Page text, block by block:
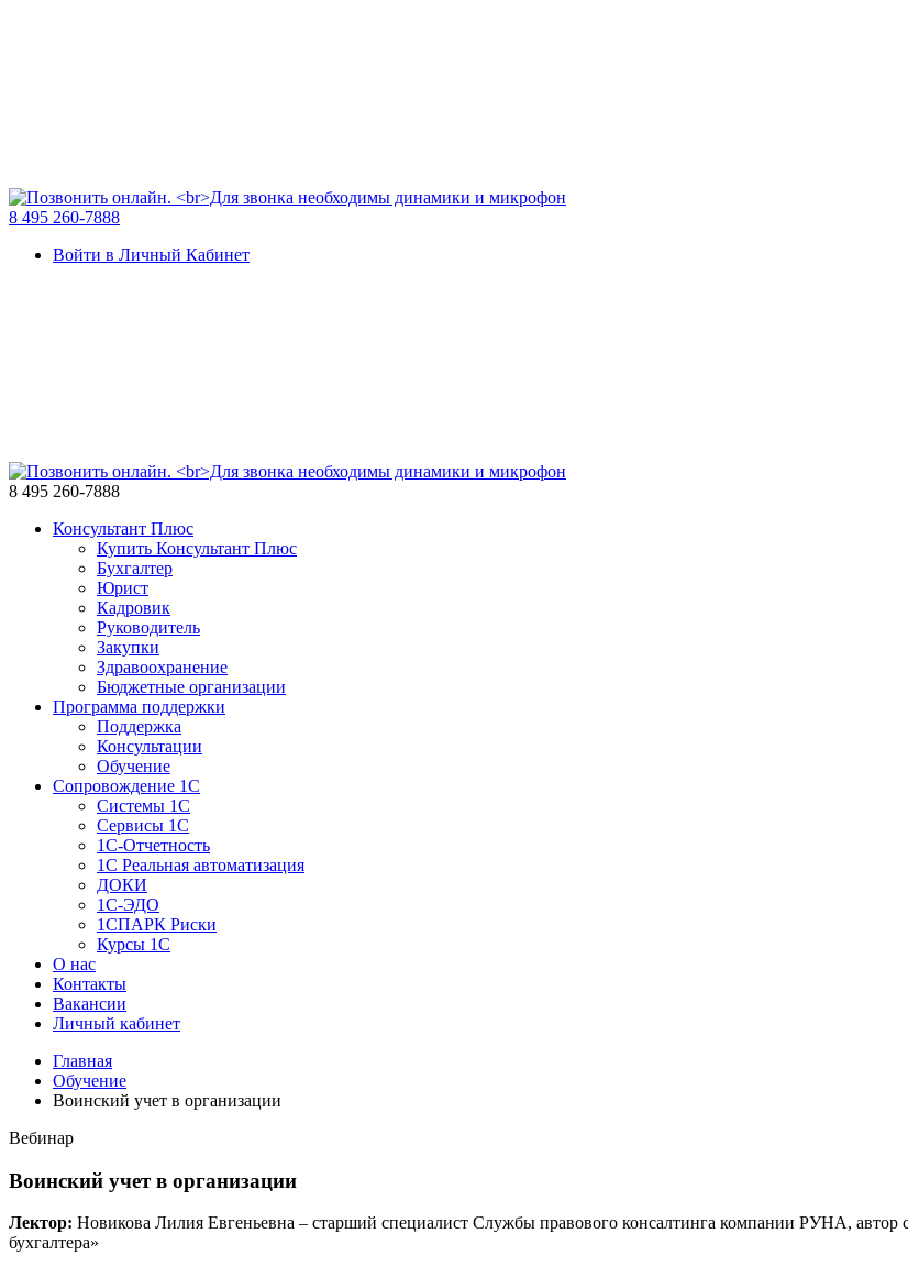
8 495 260-7888
Войти в Личный Кабинет
8 495 260-7888
Консультант Плюс
Купить Консультант Плюс
Бухгалтер
Юрист
Кадровик
Руководитель
Закупки
Здравоохранение
Бюджетные организации
Программа поддержки
Поддержка
Консультации
Обучение
Сопровождение 1С
Системы 1С
Сервисы 1С
1C-Отчетность
1С Реальная автоматизация
ДОКИ
1C-ЭДО
1СПАРК Риски
Курсы 1С
О нас
Контакты
Вакансии
Личный кабинет
Главная
Обучение
Воинский учет в организации
Вебинар
Воинский учет в организации
Лектор: Новикова Лилия Евгеньевна – старший специалист Службы правового консалтинга компании РУНА, автор
бухгалтера»